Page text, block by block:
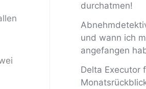
durchatmen!
und wann ich
angefangen
Delta Executor